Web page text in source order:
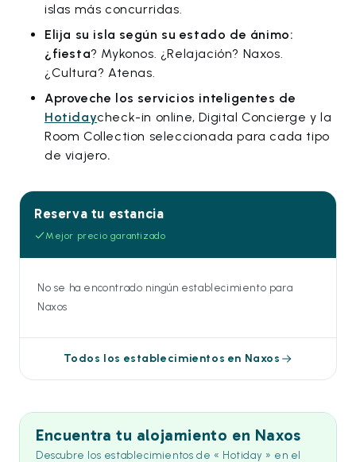
islas más concurridas.
Elija su isla según su estado de ánimo:
¿fiesta? Mykonos. ¿Relajación? Naxos.
¿Cultura? Atenas.
Aproveche los servicios inteligentes de
Hotidaycheck-in online, Digital Concierge y la
Room Collection seleccionada para cada tipo
de viajero.
Reserva tu estancia
Mejor precio garantizado
No se ha encontrado ningún establecimiento para
Naxos
Todos los establecimientos en Naxos
Encuentra tu alojamiento en Naxos
Descubre los establecimientos de « Hotiday » en el